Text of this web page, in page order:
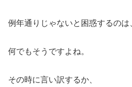
例年通りじゃないと困惑するのは
何でもそうですよね。
その時に言い訳するか、